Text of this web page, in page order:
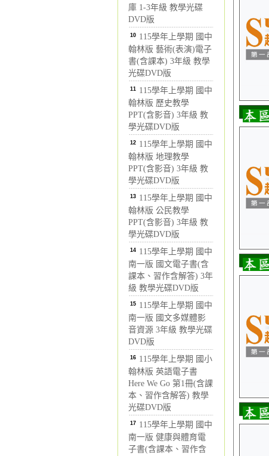
庫 1-3年級 教學光碟
DVD版
10 115學年上學期 國中
翰林版 藝術(表演)電子
書(含課本) 3年級 教學
光碟DVD版
11 115學年上學期 國中
翰林版 歷史教學
PPT(含影音) 3年級 教
學光碟DVD版
12 115學年上學期 國中
翰林版 地理教學
PPT(含影音) 3年級 教
學光碟DVD版
13 115學年上學期 國中
翰林版 公民教學
PPT(含影音) 3年級 教
學光碟DVD版
14 115學年上學期 國中
南一版 國文電子書(含
課本、習作含解答) 3年
級 教學光碟DVD版
15 115學年上學期 國中
南一版 國文多媒體影
音資源 3年級 教學光碟
DVD版
16 115學年上學期 國小
翰林版 英語電子書
Here We Go 第1冊(含課
本、習作含解答) 教學
光碟DVD版
17 115學年上學期 國中
南一版 健康與體育電
子書(含課本、習作含